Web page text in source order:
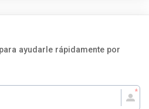
ayudarle rápidamente por